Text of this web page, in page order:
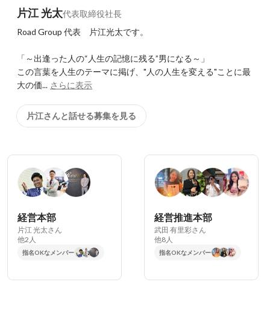
片江 光太代表取締役社長
Road Group 代表　片江光太です。
「～出逢った人の“人生の記憶に残る”男になる～」
この言葉を人生のテーマに掲げ、"人の人生を変える"ことに最
大の価... さらに表示
片江さんと話せる募集を見る
経営本部
片江 光太さん
他2人
指名OKなメンバー
経営推進本部
武田 有里彩さん
他8人
指名OKなメンバー